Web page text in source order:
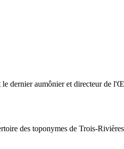
dernier aumônier et directeur de
des toponymes de Trois-